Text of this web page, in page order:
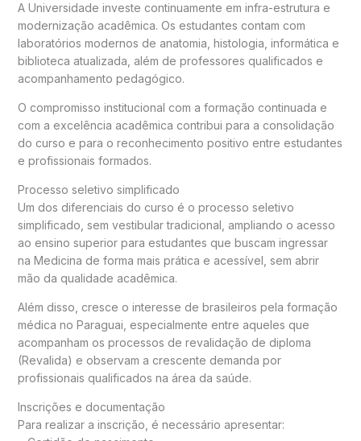
A Universidade investe continuamente em infra-estrutura e
modernização acadêmica. Os estudantes contam com
laboratórios modernos de anatomia, histologia, informática e
biblioteca atualizada, além de professores qualificados e
acompanhamento pedagógico.
O compromisso institucional com a formação continuada e
com a excelência acadêmica contribui para a consolidação
do curso e para o reconhecimento positivo entre estudantes
e profissionais formados.
Processo seletivo simplificado
Um dos diferenciais do curso é o processo seletivo
simplificado, sem vestibular tradicional, ampliando o acesso
ao ensino superior para estudantes que buscam ingressar
na Medicina de forma mais prática e acessível, sem abrir
mão da qualidade acadêmica.
Além disso, cresce o interesse de brasileiros pela formação
médica no Paraguai, especialmente entre aqueles que
acompanham os processos de revalidação de diploma
(Revalida) e observam a crescente demanda por
profissionais qualificados na área da saúde.
Inscrições e documentação
Para realizar a inscrição, é necessário apresentar: